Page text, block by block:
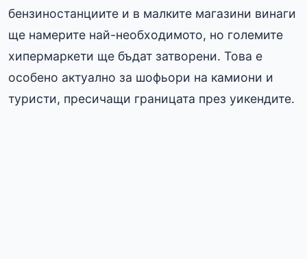
бензиностанциите и в малките магазини винаги
ще намерите най-необходимото, но големите
хипермаркети ще бъдат затворени. Това е
особено актуално за шофьори на камиони и
туристи, пресичащи границата през уикендите.